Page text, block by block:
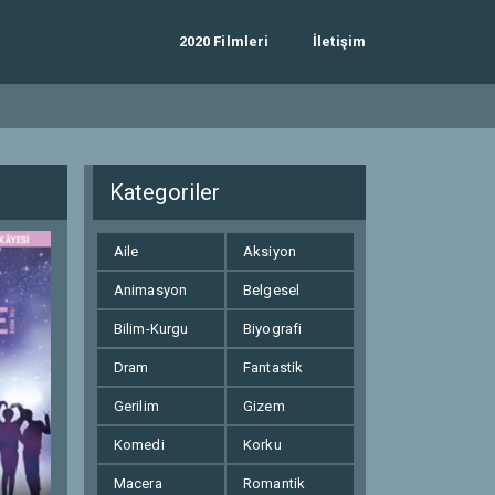
2020 Filmleri İletişim
Kategoriler
Aile Aksiyon
Animasyon Belgesel
Bilim-Kurgu Biyografi
Dram Fantastik
Gerilim Gizem
Komedi Korku
Macera Romantik